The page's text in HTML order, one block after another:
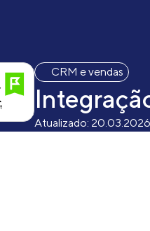
CRM e vendas
Atualizado: 20.03.2026